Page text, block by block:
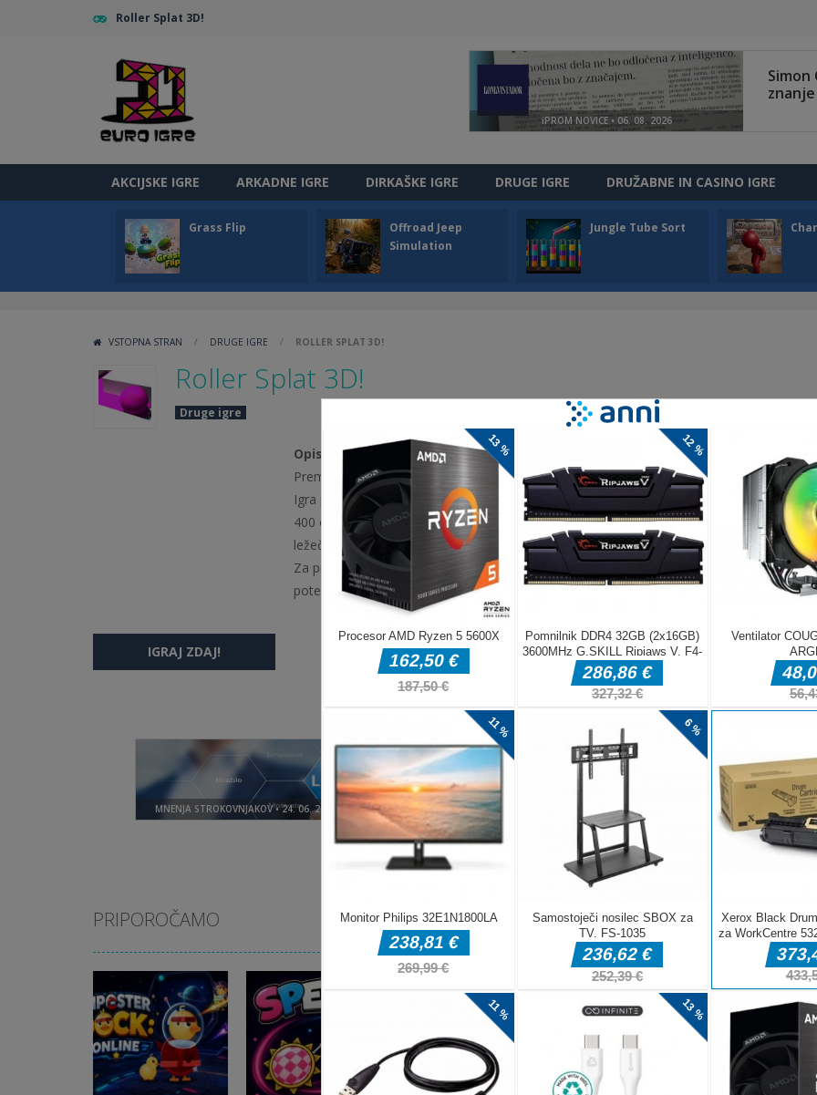
Roller Splat 3D!
AKCIJSKE IGRE ARKADNE IGRE DIRKAŠKE IGRE DRUGE IGRE DRUŽABNE IN CASINO IGRE
Grass Flip
Offroad Jeep
Simulation
Jungle Tube Sort
VSTOPNA STRAN / DRUGE IGRE / ROLLER SPLAT 3D!
Roller Splat 3D!
Druge igre
Opis igre
Premaknite paintball levo, desno, gor in dol, da zapolnite vse proste prostore s svetlo
Igra postane težja, ko igrate, barvate in barvate labirint ter izpolnite uganke! Izpolnite
400 edinstvenih nivojev. Igra podpira mobilne naprave in odlično deluje tako v portretu
ležečem položaju.
Za premikanje junaka potegnite v levo, desno, navzgor in navzdol na napravah z
poteg miške na puščicah računalnika ali tipkovnice.
IGRAJ ZDAJ!
PRIPOROČAMO